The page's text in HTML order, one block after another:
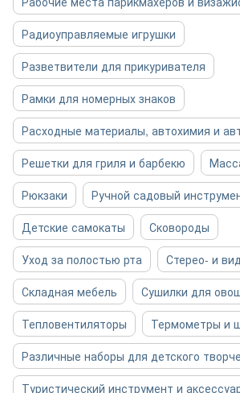
Радиоуправляемые игрушки
Разветвители для прикуривателя
Рамки для номерных знаков
Решетки для гриля и барбекю
Рюкзаки
Ручной садовый
Детские самокаты
Сковороды
Уход за полостью рта
Стерео- и
Складная мебель
Сушилки для
Тепловентиляторы
Термометры и
Различные наборы для детского
Туристический инструмент и